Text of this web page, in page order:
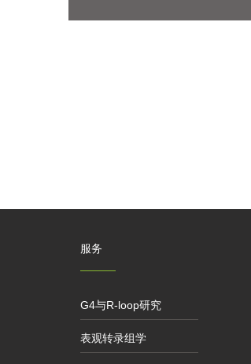
服务
G4与R-loop研究
表观转录组学